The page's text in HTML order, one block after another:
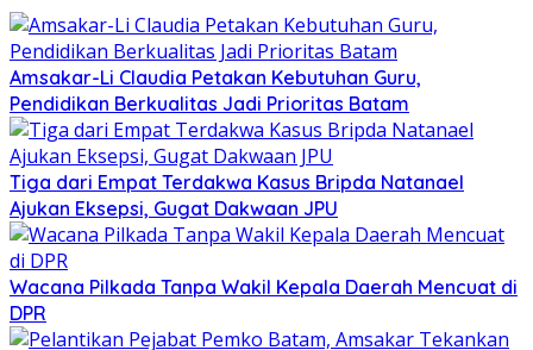
Amsakar-Li Claudia Petakan Kebutuhan Guru,
Pendidikan Berkualitas Jadi Prioritas Batam
Tiga dari Empat Terdakwa Kasus Bripda Natanael
Ajukan Eksepsi, Gugat Dakwaan JPU
Wacana Pilkada Tanpa Wakil Kepala Daerah Mencuat di
DPR